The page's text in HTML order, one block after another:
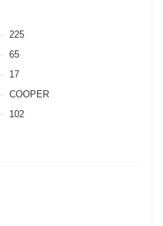
225
65
17
COOPER
102